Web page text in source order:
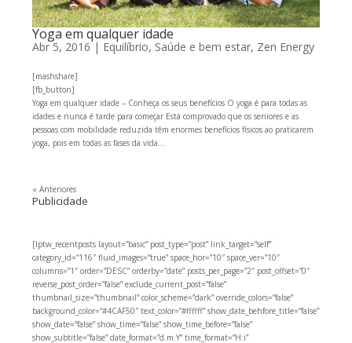
Yoga em qualquer idade
Abr 5, 2016| Equilíbrio, Saúde e bem estar, Zen Energy
[mashshare]
[fb_button]
Yoga em qualquer idade – Conheça os seus benefícios O yoga é para todas as
idades e nunca é tarde para começar Está comprovado que os seniores e as
pessoas com mobilidade reduzida têm enormes benefícios físicos ao praticarem
yoga, pois em todas as fases da vida...
« Anteriores
Publicidade
[lptw_recentposts layout=”basic” post_type=”post” link_target=”self”
category_id=”116″ fluid_images=”true” space_hor=”10″ space_ver=”10″
columns=”1″ order=”DESC” orderby=”date” posts_per_page=”2″ post_offset=”0″
reverse_post_order=”false” exclude_current_post=”false”
thumbnail_size=”thumbnail” color_scheme=”dark” override_colors=”false”
background_color=”#4CAF50″ text_color=”#ffffff” show_date_behfore_title=”false”
show_date=”false” show_time=”false” show_time_before=”false”
show_subtitle=”false” date_format=”d.m.Y” time_format=”H:i”